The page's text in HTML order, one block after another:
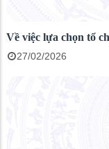
Về việc lựa chọn tổ
27/02/2026